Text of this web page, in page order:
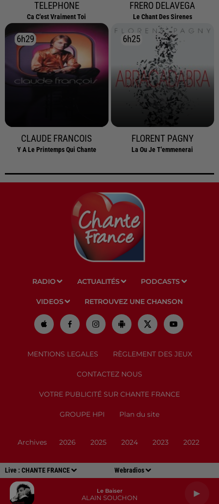
Live : CHANTE FRANCE Webradios
Le Baiser
ALAIN SOUCHON
TELEPHONE
Ca C'est Vraiment Toi
FRERO DELAVEGA
Le Chant Des Sirenes
6h29
6h29
CLAUDE FRANCOIS
Y A Le Printemps Qui Chante
6h25
6h25
FLORENT PAGNY
La Ou Je T'emmenerai
RADIO ACTUALITÉS PODCASTS
VIDEOS RETROUVEZ UNE CHANSON
MENTIONS LEGALES RÈGLEMENT DES JEUX
CONTACTEZ NOUS
VOTRE PUBLICITÉ SUR CHANTE FRANCE
GROUPE HPI Plan du site
Archives 2026 2025 2024 2023 2022